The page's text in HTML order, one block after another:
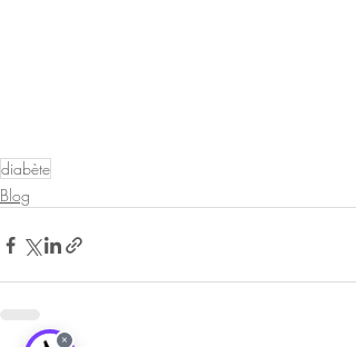
diabète
Blog
×